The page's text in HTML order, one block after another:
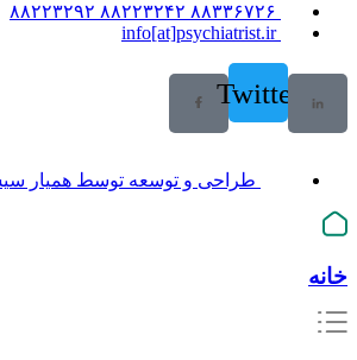
۸۸۳۳۶۷۲۶ ۸۸۲۲۳۲۴۲ ۸۸۲۲۳۲۹۲
info[at]psychiatrist.ir
Twitter
طراحی و توسعه توسط همیار
خانه